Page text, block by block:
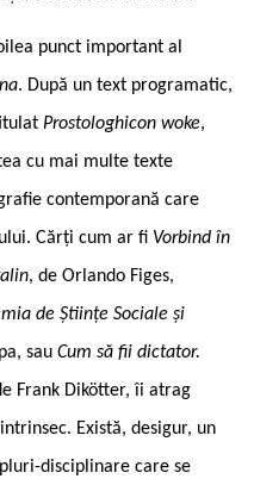
punct important al
. După un text programatic,
Prostologhicon woke,
cu mai multe texte
contemporană care
Cărți cum ar fi Vorbind în
, de Orlando Figes,
de Științe Sociale și
sau Cum să fii dictator.
Frank Dikötter, îi atrag
Există, desigur, un
disciplinare care se